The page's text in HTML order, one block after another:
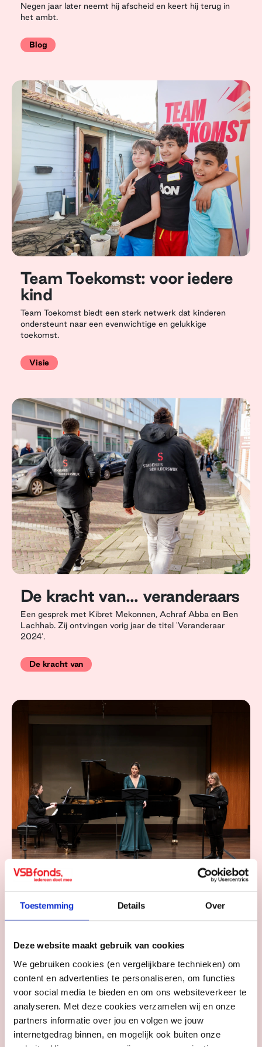
Toestemming Details Over
Deze website maakt gebruik van cookies
We gebruiken cookies (en vergelijkbare technieken) om
content en advertenties te personaliseren, om functies
voor social media te bieden en om ons websiteverkeer te
analyseren. Met deze cookies verzamelen wij en onze
partners informatie over jou en volgen we jouw
internetgedrag binnen, en mogelijk ook buiten onze
Negen jaar later neemt hij afscheid en keert hij terug in
het ambt.
Blog
Team Toekomst: voor iedere
kind
Team Toekomst biedt een sterk netwerk dat kinderen
ondersteunt naar een evenwichtige en gelukkige
toekomst.
Visie
De kracht van... veranderaars
Een gesprek met Kibret Mekonnen, Achraf Abba en Ben
Lachhab. Zij ontvingen vorig jaar de titel 'Veranderaar
2024'.
De kracht van
Bibi volgde master in New
York
of Music in Classical Voice in New York mede kon
Student over de grens